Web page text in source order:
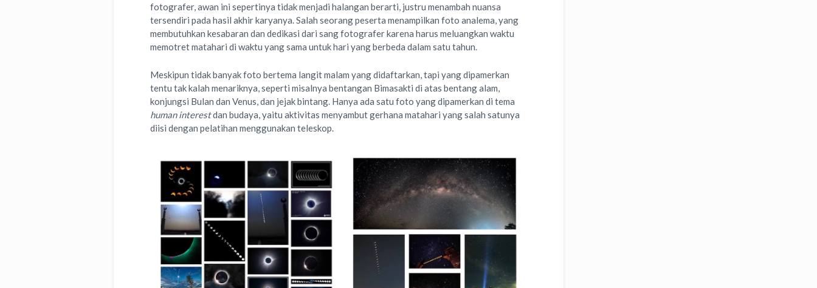
fotografer, awan ini sepertinya tidak menjadi halangan berarti, justru menambah nuansa
tersendiri pada hasil akhir karyanya. Salah seorang peserta menampilkan foto analema, yang
membutuhkan kesabaran dan dedikasi dari sang fotografer karena harus meluangkan waktu
memotret matahari di waktu yang sama untuk hari yang berbeda dalam satu tahun.
Meskipun tidak banyak foto bertema langit malam yang didaftarkan, tapi yang dipamerkan
tentu tak kalah menariknya, seperti misalnya bentangan Bimasakti di atas bentang alam,
konjungsi Bulan dan Venus, dan jejak bintang. Hanya ada satu foto yang dipamerkan di tema
human interestdan budaya, yaitu aktivitas menyambut gerhana matahari yang salah satunya
diisi dengan pelatihan menggunakan teleskop.